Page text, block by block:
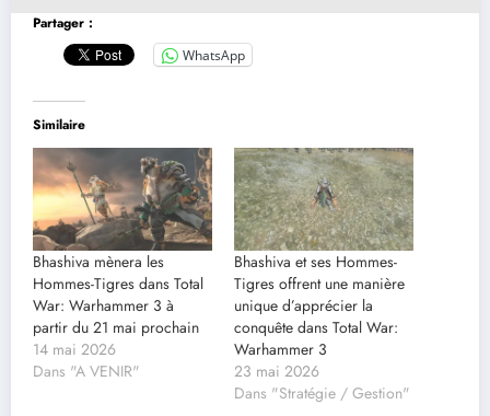
Partager :
WhatsApp
Similaire
Bhashiva mènera les
Hommes-Tigres dans Total
War: Warhammer 3 à
partir du 21 mai prochain
14 mai 2026
Dans "A VENIR"
Bhashiva et ses Hommes-
Tigres offrent une manière
unique d’apprécier la
conquête dans Total War:
Warhammer 3
23 mai 2026
Dans "Stratégie / Gestion"